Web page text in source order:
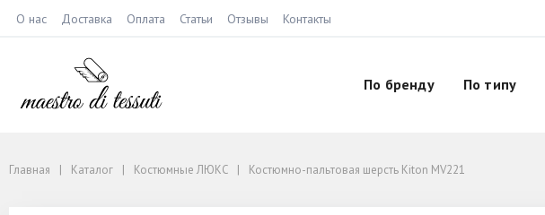
О нас Доставка Оплата Статьи Отзывы Контакты
По бренду По типу
Главная Каталог Костюмные ЛЮКС Костюмно-пальтовая шерсть Kiton MV221